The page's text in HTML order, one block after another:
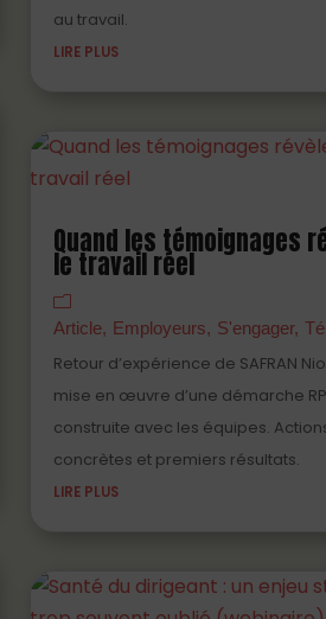
santé au
Vidéo
au travail.
LIRE PLUS
Quand les témoignages
le travail réel
Article Employeurs S'engager
Retour d’expérience de SAFRAN
mise en œuvre d’une démarche
construite avec les équipes.
concrètes et premiers résultats.
LIRE PLUS